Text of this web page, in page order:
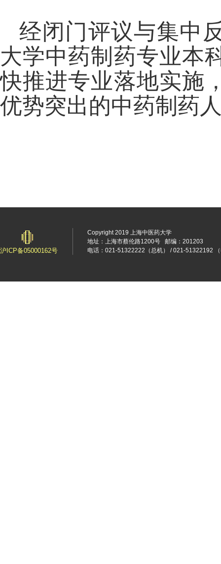
经闭门评议与集中
大学中药制药专业本
快推进专业落地实施
优势突出的中药制药
沪ICP备05000162号
Copyright 2019 上海中医药大学
地址：上海市蔡伦路1200号
邮编：201203
电话：021-51322222（总机） / 021-51322192